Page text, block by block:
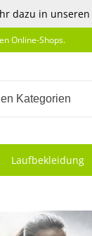
dazu in unseren
Online-Shops.
Kategorien
Laufbekleidung